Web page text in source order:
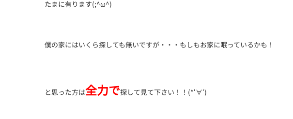
たまに有ります(;^ω^)
僕の家にはいくら探しても無いですが・・・もしもお家に眠っているかも！
と思った方は全力で探して見て下さい！！(*‘∀‘)